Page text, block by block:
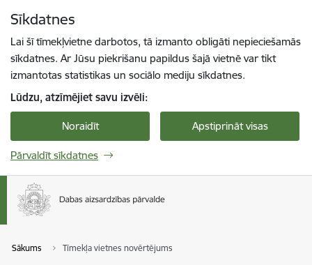
Sīkdatnes
Lai šī tīmekļvietne darbotos, tā izmanto obligāti nepieciešamās
sīkdatnes. Ar Jūsu piekrišanu papildus šajā vietnē var tikt
izmantotas statistikas un sociālo mediju sīkdatnes.
Lūdzu, atzīmējiet savu izvēli:
Noraidīt Apstiprināt visas
Pārvaldīt sīkdatnes
Sākums Tīmekļa vietnes novērtējums